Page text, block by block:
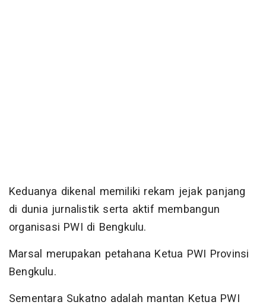
Keduanya dikenal memiliki rekam jejak panjang
di dunia jurnalistik serta aktif membangun
organisasi PWI di Bengkulu.
Marsal merupakan petahana Ketua PWI Provinsi
Bengkulu.
Sementara Sukatno adalah mantan Ketua PWI